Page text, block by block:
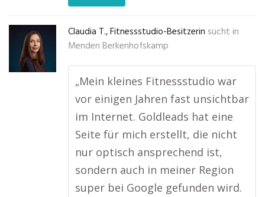
Claudia T., Fitnessstudio-Besitzerin sucht in
Menden Berkenhofskamp
„Mein kleines Fitnessstudio war
vor einigen Jahren fast unsichtbar
im Internet. Goldleads hat eine
Seite für mich erstellt, die nicht
nur optisch ansprechend ist,
sondern auch in meiner Region
super bei Google gefunden wird.